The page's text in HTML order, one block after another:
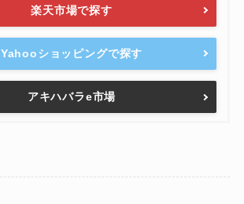
楽天市場で探す
Yahooショッピングで探す
アキハバラe市場